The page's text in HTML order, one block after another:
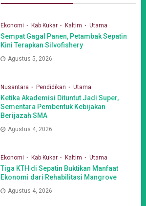
Ekonomi Kab Kukar Kaltim Utama
Sempat Gagal Panen, Petambak Sepatin
Kini Terapkan Silvofishery
Agustus 5, 2026
Nusantara Pendidikan Utama
Ketika Akademisi Dituntut Jadi Super,
Sementara Pembentuk Kebijakan
Berijazah SMA
Agustus 4, 2026
Ekonomi Kab Kukar Kaltim Utama
Tiga KTH di Sepatin Buktikan Manfaat
Ekonomi dari Rehabilitasi Mangrove
Agustus 4, 2026